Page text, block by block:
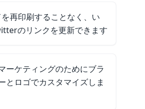
再印刷することなく、い
のリンクを更新できます
ーケティングのためにブラ
とロゴでカスタマイズしま